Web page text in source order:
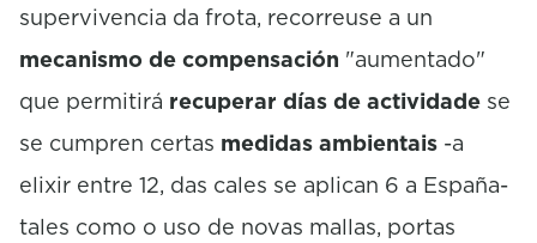
supervivencia da frota, recorreuse a un
mecanismo de compensación "aumentado"
que permitirá recuperar días de actividade se
se cumpren certas medidas ambientais -a
elixir entre 12, das cales se aplican 6 a España-
tales como o uso de novas mallas, portas